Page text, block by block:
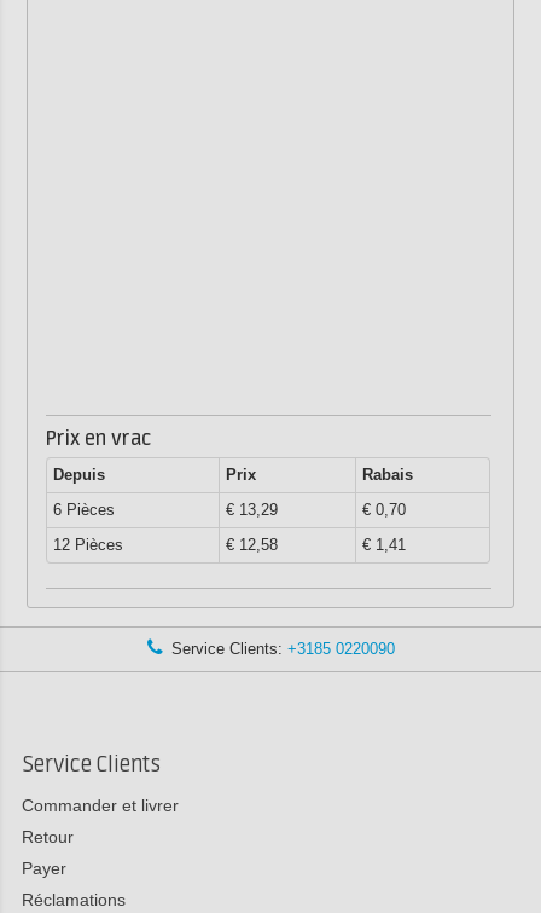
Prix en vrac
Depuis Prix
Rabais
6 Pièces
€ 13,29
€ 0,70
12 Pièces
€ 12,58 € 1,41
Service Clients: +3185 0220090
Service Clients
Commander et livrer
Retour
Payer
Réclamations